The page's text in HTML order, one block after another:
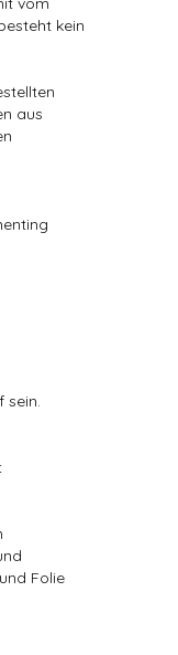
kein
aus
sein.
Folie